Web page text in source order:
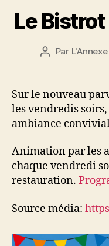
Le
Auteur
Par
Sur le nouveau
les vendredis
ambiance
Animation par les
chaque vendredi
restauration.
Source média: